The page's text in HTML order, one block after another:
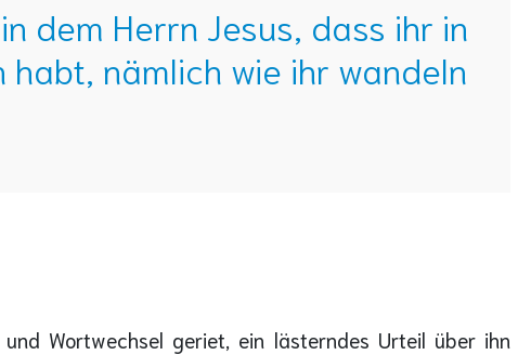
dem Herrn Jesus, dass ihr in
nämlich wie ihr wandeln
Wortwechsel geriet, ein lästerndes Urteil über ihn